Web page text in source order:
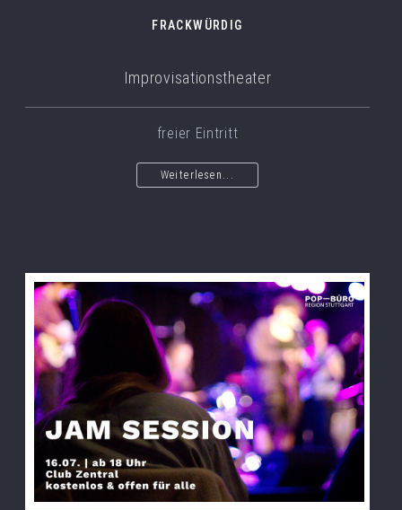
FRACKWÜRDIG
Improvisationstheater
freier Eintritt
Weiterlesen...